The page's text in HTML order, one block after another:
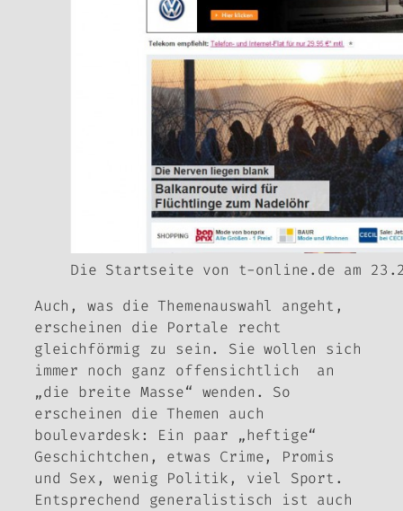
Die Startseite von t-online.de am
Auch, was die Themenauswahl angeht,
erscheinen die Portale recht
gleichförmig zu sein. Sie wollen sich
immer noch ganz offensichtlich an
„die breite Masse“ wenden. So
erscheinen die Themen auch
boulevardesk: Ein paar „heftige“
Geschichtchen, etwas Crime, Promis
und Sex, wenig Politik, viel Sport.
Entsprechend generalistisch ist auch